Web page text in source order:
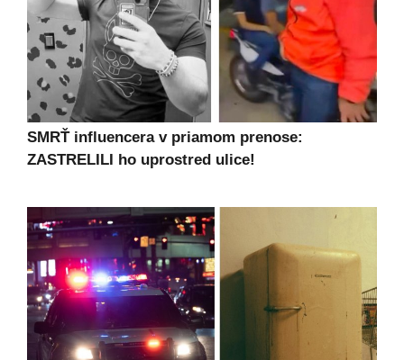
SMRŤ influencera v priamom prenose:
ZASTRELILI ho uprostred ulice!